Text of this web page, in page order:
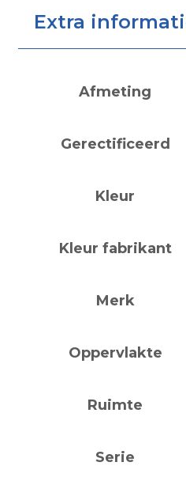
Extra
Afmeting
Gerectificeerd
Kleur
Kleur fabrikant
Merk
Oppervlakte
Ruimte
Serie